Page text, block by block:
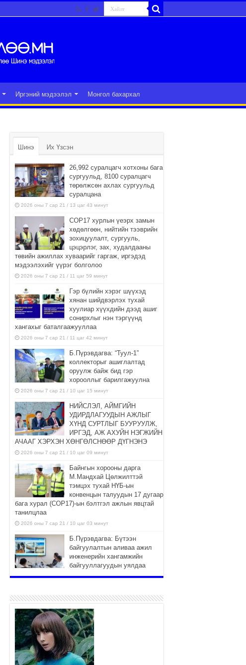
Иргэний мэдээлэл Монгол бахархал
Шинэ Их Үзсэн
26,992 суралцагч хотхоны бага
сургуульд, 8100 суралцагч
төрөлжсөн ахлах сургуульд
суралцана
2026 оны 7 сар 21 / 13 цаг 43 минут
COP17 хурлын үеэрх замын
хөдөлгөөн, нийтийн тээврийн
зохицуулалт, сургууль,
цэцэрлэг, зах, худалдааны
төвийн ажиллах хуваарийг гаргаж, иргэдэд
мэдээлэхийг үүрэг болголоо
2026 оны 7 сар 21 / 11 цаг 59 минут
Гэр бүлийн хэрэг шүүхэд
хянан шийдвэрлэх тухай
хуулиар хүүхдийн дээд ашиг
сонирхлыг нэн тэргүүнд
хангахыг баталгаажууллаа
2026 оны 7 сар 21 / 11 цаг 42 минут
Б.Пүрэвдагва: “Туул-1”
коллекторыг ашиглалтад
оруулж байж бид гэр
хорооллыг барилгажуулна
2026 оны 7 сар 21 / 10 цаг 15 минут
НИЙСЛЭЛ, АЙМГИЙН
УДИРДЛАГУУДЫН АЖЛЫГ
ХҮНД СУРТЛЫГ БУУРУУЛЖ,
ИРГЭД, АЖ АХУЙН НЭГЖИЙН
АЧААГ ХЭРХЭН ХӨНГӨЛСНӨӨР ДҮГНЭНЭ
2026 оны 7 сар 21 / 10 цаг 09 минут
Байнгын хорооны дарга
М.Мандхай Цөлжилттэй
тэмцэх тухай НҮБ-ын
конвенцын талуудын 17 дугаар
бага хурал (СОР17)-ын бэлтгэл ажлын явцтай
танилцлаа
2026 оны 7 сар 21 / 10 цаг 03 минут
Б.Пүрэвдагва: Бүтээн
байгуулалтын аливаа ажил
инженерийн хангамжийн
байгууллагуудын уялдаа
холбоогүйгээс саатах ёсгүй
“Сэлбэ 20 минутын хот”
төслийн анхны 12 давхар
барилгын үндсэн карказ,
цутгалтын ажил дууслаа
2026 оны 7 сар 20 / 17 цаг 17 минут
Мопед, скүүтер, тэдгээртэй
адилтгах үзүүлэлт бүхий